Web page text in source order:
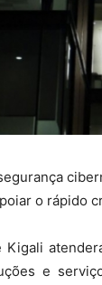
o rápido
Kigali
e